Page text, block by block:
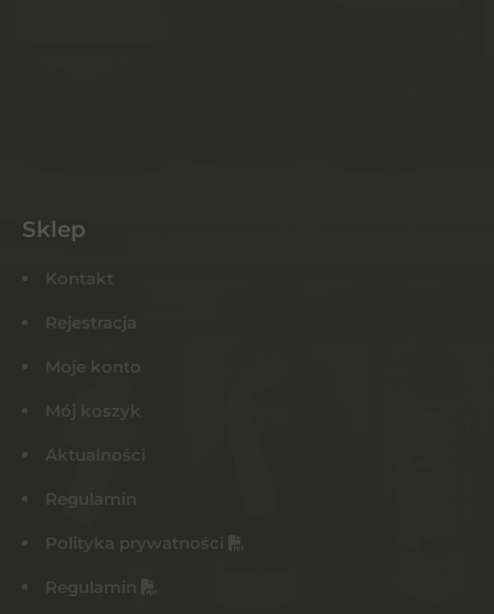
Sklep
Kontakt
Rejestracja
Moje konto
Mój koszyk
Aktualności
Regulamin
Polityka prywatności
Regulamin